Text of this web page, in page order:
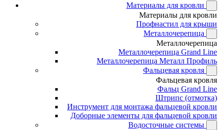
Материалы для кровли
Материалы для кровли
Профнастил для крыши
Металлочерепица
Металлочерепица
Металлочерепица Grand Line
Металлочерепица Металл Профиль
Фальцевая кровля
Фальцевая кровля
Фальц Grand Line
Штрипс (отмотка)
Инструмент для монтажа фальцевой кровли
Доборные элементы для фальцевой кровли
Водосточные системы